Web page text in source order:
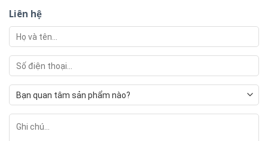
Liên hệ